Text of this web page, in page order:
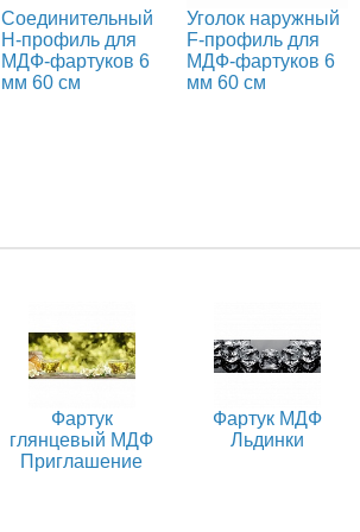
Соединительный
Н-профиль для
МДФ-фартуков 6
мм 60 см
Уголок наружный
F-профиль для
МДФ-фартуков 6
мм 60 см
Фартук
глянцевый МДФ
Приглашение
Фартук МДФ
Льдинки